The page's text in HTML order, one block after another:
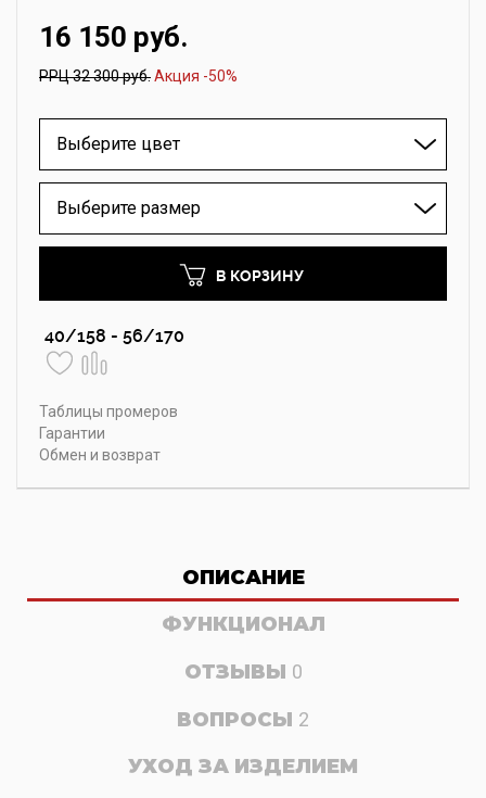
16 150 руб.
РРЦ 32 300 руб.Акция -50%
Выберите цвет
Выберите размер
В КОРЗИНУ
40/158 - 56/170
Таблицы промеров
Гарантии
Обмен и возврат
ОПИСАНИЕ
ФУНКЦИОНАЛ
ОТЗЫВЫ 0
ВОПРОСЫ 2
УХОД ЗА ИЗДЕЛИЕМ